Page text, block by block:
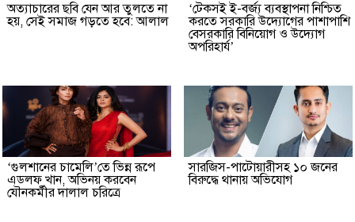
অত্যাচারের ছবি যেন আর তুলতে না
হয়, সেই সমাজ গড়তে হবে: আলাল
‘টেকসই ই-বর্জ্য ব্যবস্থাপনা নিশ্চিত
করতে সরকারি উদ্যোগের পাশাপাশি
বেসরকারি বিনিয়োগ ও উদ্যোগ
অপরিহার্য’
‘গুলশানের চামেলি’তে ভিন্ন রূপে
এডলফ খান, অভিনয় করবেন
যৌনকর্মীর দালাল চরিত্রে
সারজিস-পাটোয়ারীসহ ১০ জনের
বিরুদ্ধে থানায় অভিযোগ